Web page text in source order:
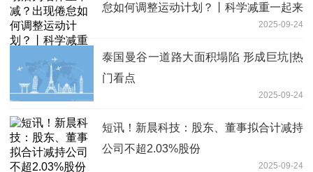
怠如何调整运动计划？丨科学减重一起来
2025-09-24
泰国曼谷一道路大面积塌陷 形成巨坑|热
门看点
2025-09-24
短讯！新晨科技：股东、董事拟合计减持
公司不超2.03%股份
2025-09-24